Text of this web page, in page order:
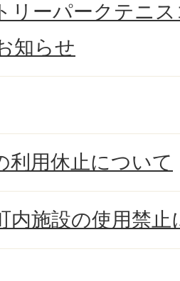
リーパークテニ
知らせ
利用休止について
内施設の使用禁止